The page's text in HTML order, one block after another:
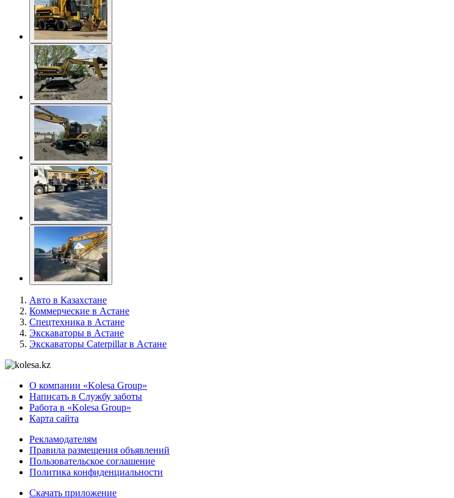
Авто в Казахстане
Коммерческие в Астане
Спецтехника в Астане
Экскаваторы в Астане
Экскаваторы Caterpillar в Астане
О компании «Kolesa Group»
Написать в Службу заботы
Работа в «Kolesa Group»
Карта сайта
Рекламодателям
Правила размещения объявлений
Пользовательское соглашение
Политика конфиденциальности
Скачать приложение